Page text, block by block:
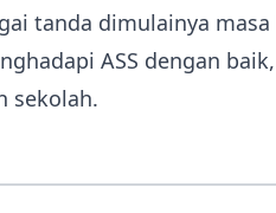
tanda dimulainya
ASS dengan
sekolah.